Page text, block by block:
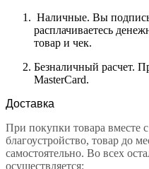
Наличные. Вы
расплачиваетесь
товар и чек.
Безналичный расчет.
MasterCard.
Доставка
При покупки товара вместе
благоустройство, товар до
самостоятельно. Во всех
осуществляется: